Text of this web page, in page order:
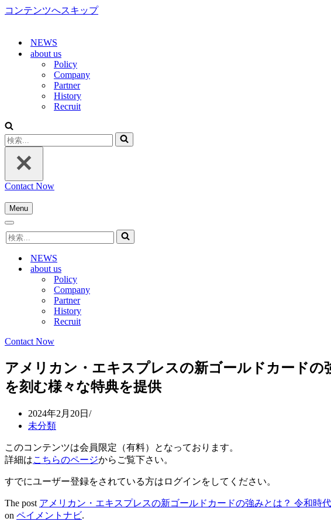
コンテンツへスキップ
NEWS
about us
Policy
Company
Partner
History
Recruit
検
索...
Contact Now
Menu
ナ
ゲ
シ
ョ
ナ
ビ
検
索...
NEWS
about us
Policy
Company
Partner
History
Recruit
Contact Now
アメリカン・エキスプレスの新ゴールドカードの
を刻む様々な特典を提供
2024年2月20日
未分類
このコンテンツは会員限定（有料）となっております。
詳細はこちらのページからご覧下さい。
すでにユーザー登録をされている方は ログインをしてください。
The post アメリカン・エキスプレスの新ゴールドカードの強みとは？ 令和時
on ペイメントナビ.